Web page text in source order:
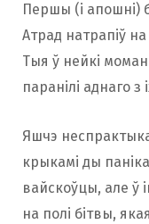
Першы (і апошні)
Атрад натрапіў на
Тыя ў нейкі
паранілі аднаго з
Яшчэ
крыкамі ды
вайскоўцы, але ў
на полі бітвы,